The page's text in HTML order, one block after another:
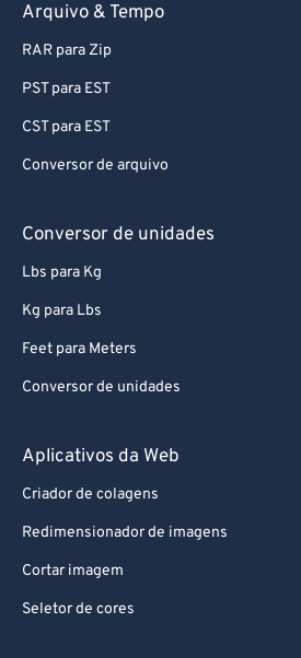
Arquivo & Tempo
RAR para Zip
PST para EST
CST para EST
Conversor de arquivo
Conversor de unidades
Lbs para Kg
Kg para Lbs
Feet para Meters
Conversor de unidades
Aplicativos da Web
Criador de colagens
Redimensionador de imagens
Cortar imagem
Seletor de cores